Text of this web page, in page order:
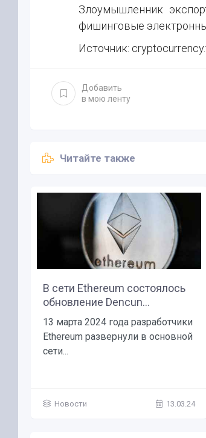
Злоумышленник
фишинговые
Источник:
Добавить
в мою ленту
Читайте также
В сети Ethereum состоялось
обновление Dencun...
13 марта 2024 года разработчики
Ethereum развернули в основной
сети...
Новости 13.03.24